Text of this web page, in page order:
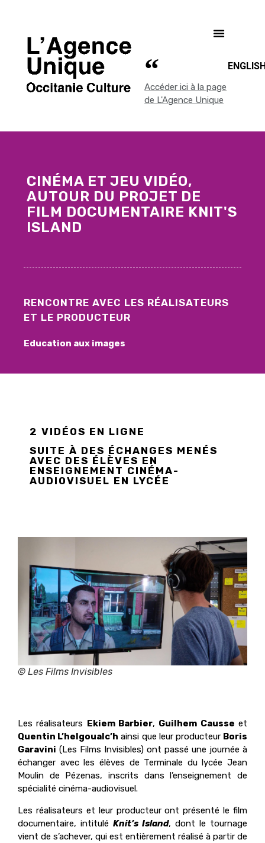
Accéder ici à la page
de L'Agence Unique
CINÉMA ET JEU VIDÉO,
AUTOUR DU PROJET DE
FILM DOCUMENTAIRE KNIT'S
ISLAND
RENCONTRE AVEC LES RÉALISATEURS
ET LE PRODUCTEUR
Education aux images
2 VIDÉOS EN LIGNE
SUITE À DES ÉCHANGES MENÉS
AVEC DES ÉLÈVES EN
ENSEIGNEMENT CINÉMA-
AUDIOVISUEL EN LYCÉE
© Les Films Invisibles
Les réalisateurs Ekiem Barbier, Guilhem Causse et
Quentin L’helgoualc’h ainsi que leur producteur Boris
Garavini (Les Films Invisibles) ont passé une journée à
échanger avec les élèves de Terminale du lycée Jean
Moulin de Pézenas, inscrits dans l’enseignement de
spécialité cinéma-audiovisuel.
Les réalisateurs et leur producteur ont présenté le film
documentaire, intitulé Knit’s Island, dont le tournage
vient de s’achever, qui est entièrement réalisé à partir de